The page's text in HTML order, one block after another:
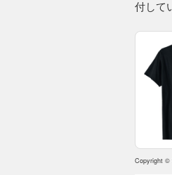
付して
Copyright ©